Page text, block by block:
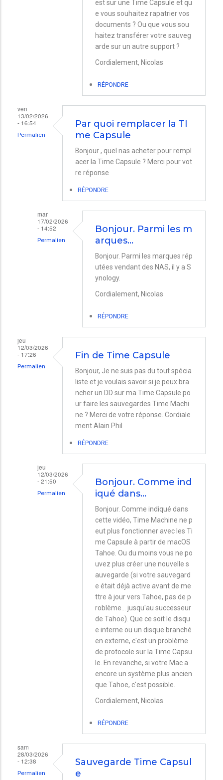
est sur une Time Capsule et qu
e vous souhaitez rapatrier vos
documents ? Ou que vous sou
haitez transférer votre sauveg
arde sur un autre support ?
Cordialement, Nicolas
RÉPONDRE
ven
13/02/2026
- 16:54
Permalien
Par quoi remplacer la TI
me Capsule
Bonjour , quel nas acheter pour rempl
acer la Time Capsule ? Merci pour vot
re réponse
RÉPONDRE
mar
17/02/2026
- 14:52
Permalien
TIme
Capsule
Bonjour. Parmi les m
arques…
Bonjour. Parmi les marques rép
utées vendant des NAS, il y a S
ynology.
Cordialement, Nicolas
RÉPONDRE
jeu
12/03/2026
- 17:26
Permalien
Fin de Time Capsule
Bonjour, Je ne suis pas du tout spécia
liste et je voulais savoir si je peux bra
ncher un DD sur ma Time Capsule po
ur faire les sauvegardes Time Machi
ne ? Merci de votre réponse. Cordiale
ment Alain Phil
RÉPONDRE
jeu
12/03/2026
- 21:50
Permalien
Bonjour. Comme ind
iqué dans…
Bonjour. Comme indiqué dans
cette vidéo, Time Machine ne p
eut plus fonctionner avec les Ti
me Capsule à partir de macOS
Tahoe. Ou du moins vous ne po
uvez plus créer une nouvelle s
auvegarde (si votre sauvegard
e était déjà active avant de me
ttre à jour vers Tahoe, pas de p
roblème... jusqu'au successeur
de Tahoe). Que ce soit le disqu
e interne ou un disque branché
en externe, c'est un problème
de protocole sur la Time Capsu
le. En revanche, si votre Mac a
encore un système plus ancien
que Tahoe, c'est possible.
Cordialement, Nicolas
RÉPONDRE
sam
28/03/2026
- 12:38
Permalien
Sauvegarde Time Capsul
e